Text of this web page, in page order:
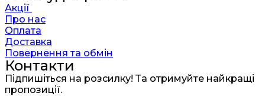
Акції
Про нас
Оплата
Доставка
Повернення та обмін
Контакти
Підпишіться на розсилку! Та отримуйте найкращі
пропозиції.